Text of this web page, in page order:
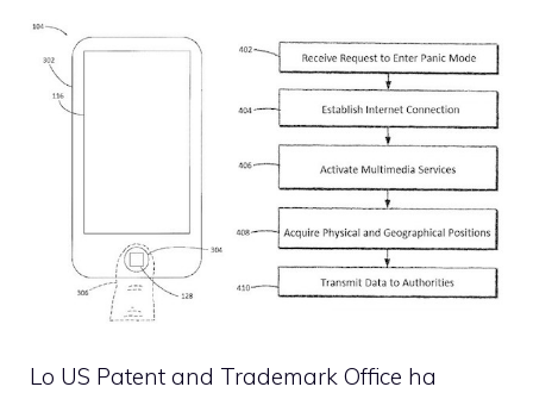
Lo US Patent and Trademark Office ha